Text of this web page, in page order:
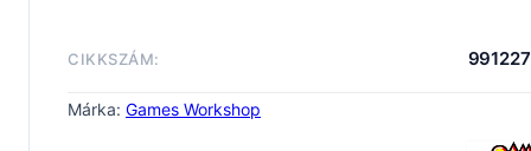
HORSEMEN
CIKKSZÁM:
Márka: Games Workshop